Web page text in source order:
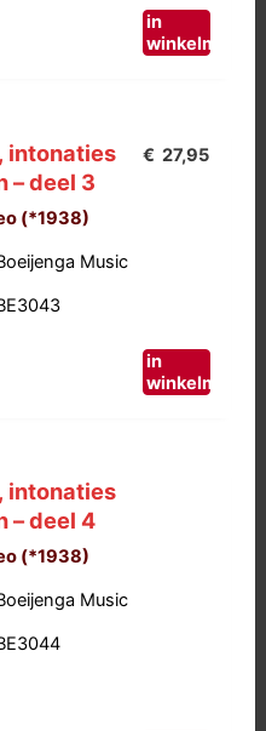
in
winkelmand
intonaties
– deel 3
(*1938)
Music
€ 27,95
in
winkelmand
intonaties
– deel 4
(*1938)
Music